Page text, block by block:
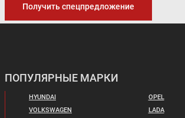
Получить спецпредложение
ПОПУЛЯРНЫЕ МАРКИ
HYUNDAI
VOLKSWAGEN
OPEL
LADA